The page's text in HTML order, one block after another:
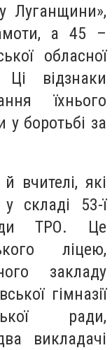
Луганщини»,
а 45 –
обласної
Ці відзнаки
їхнього
у боротьбі за
вчителі, які
складі 53-ї
ТРО. Це
ліцею,
закладу
гімназії
ради,
викладачі